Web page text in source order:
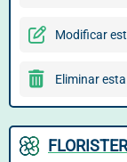
Modificar
Eliminar